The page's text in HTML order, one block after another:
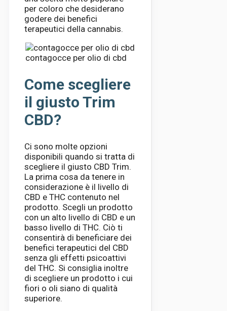
per coloro che desiderano
godere dei benefici
terapeutici della cannabis.
contagocce per olio di cbd
Come scegliere
il giusto Trim
CBD?
Ci sono molte opzioni
disponibili quando si tratta di
scegliere il giusto CBD Trim.
La prima cosa da tenere in
considerazione è il livello di
CBD e THC contenuto nel
prodotto. Scegli un prodotto
con un alto livello di CBD e un
basso livello di THC. Ciò ti
consentirà di beneficiare dei
benefici terapeutici del CBD
senza gli effetti psicoattivi
del THC. Si consiglia inoltre
di scegliere un prodotto i cui
fiori o oli siano di qualità
superiore.